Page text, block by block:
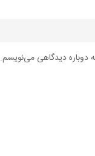
دوباره دیدگاهی می‌نویسم.